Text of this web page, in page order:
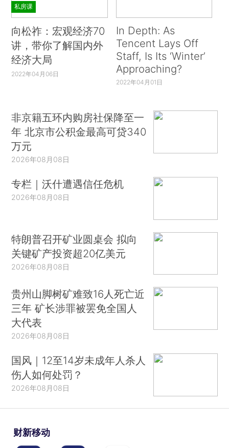
私房课
向松祚：宏观经济70
讲，带你了解国内外
经济大局
2022年04月06日
In Depth: As
Tencent Lays Off
Staff, Is Its ‘Winter’
Approaching?
2022年04月01日
非京籍五环内购房社保降至一
年 北京市公积金最高可贷340
万元
2026年08月08日
专栏｜沃什遭遇信任危机
2026年08月08日
特朗普召开矿业圆桌会 拟向
关键矿产投资超20亿美元
2026年08月08日
贵州山脚树矿难致16人死亡近
三年 矿长涉罪被罢免全国人
大代表
2026年08月08日
国风｜12至14岁未成年人杀人
伤人如何处罚？
2026年08月08日
财新移动